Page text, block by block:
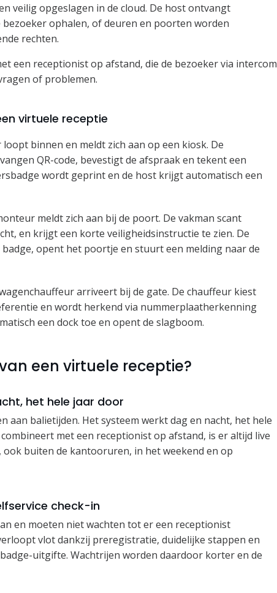
veilig opgeslagen in de cloud. De host ontvangt
ophalen, of deuren en poorten worden
rechten.
een receptionist op afstand, die de bezoeker via intercom
of problemen.
virtuele receptie
loopt binnen en meldt zich aan op een kiosk. De
QR-code, bevestigt de afspraak en tekent een
wordt geprint en de host krijgt automatisch een
meldt zich aan bij de poort. De vakman scant
en krijgt een korte veiligheidsinstructie te zien. De
opent het poortje en stuurt een melding naar de
arriveert bij de gate. De chauffeur kiest
en wordt herkend via nummerplaatherkenning
een dock toe en opent de slagboom.
een virtuele receptie?
het hele jaar door
aan balietijden. Het systeem werkt dag en nacht, het hele
met een receptionist op afstand, is er altijd live
buiten de kantooruren, in het weekend en op
check-in
en moeten niet wachten tot er een receptionist
vlot dankzij preregistratie, duidelijke stappen en
uitgifte. Wachtrijen worden daardoor korter en de